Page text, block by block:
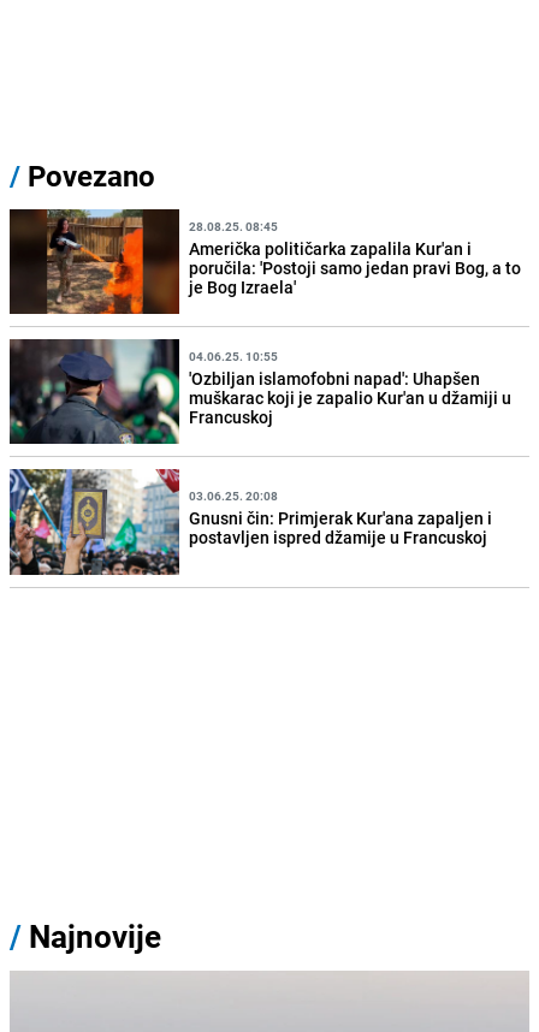
/ Povezano
28.08.25. 08:45
Američka političarka zapalila Kur'an i
poručila: 'Postoji samo jedan pravi Bog, a to
je Bog Izraela'
04.06.25. 10:55
'Ozbiljan islamofobni napad': Uhapšen
muškarac koji je zapalio Kur'an u džamiji u
Francuskoj
03.06.25. 20:08
Gnusni čin: Primjerak Kur'ana zapaljen i
postavljen ispred džamije u Francuskoj
/ Najnovije